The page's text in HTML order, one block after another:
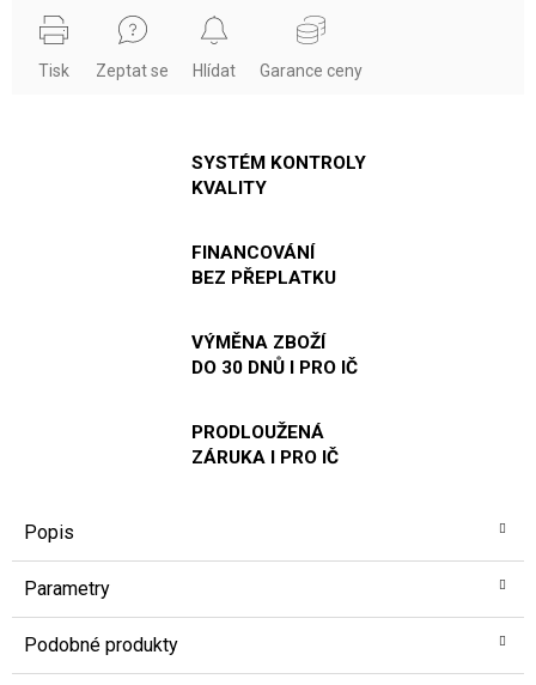
Tisk Zeptat se Hlídat Garance ceny
SYSTÉM KONTROLY
KVALITY
FINANCOVÁNÍ
BEZ PŘEPLATKU
VÝMĚNA ZBOŽÍ
DO 30 DNŮ I PRO IČ
PRODLOUŽENÁ
ZÁRUKA I PRO IČ
Popis
Parametry
Podobné produkty